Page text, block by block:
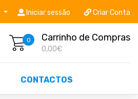
Não perca já as centenas de
Iniciar sessão Criar Conta
0 Carrinho de Compras
0,00€
CONTACTOS